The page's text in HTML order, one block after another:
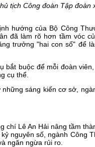
tịch Công đoàn Tập đoàn
hướng của Bộ Công
đã làm rõ hơn tầm vóc
trưởng "hai con số" để
bắt buộc để mỗi đoàn
cụ thể.
sáng kiến cơ sở,
chí Lê An Hải nâng tầm
nguyên số, ngành Công
ngăn ngừa rủi ro.